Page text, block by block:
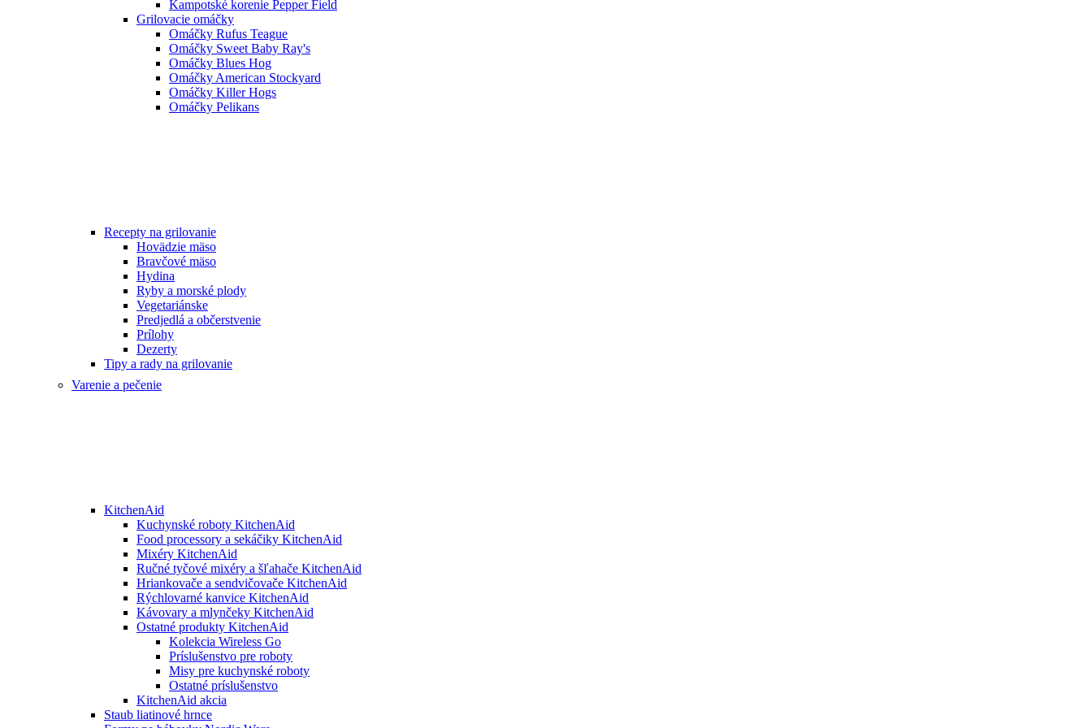
Kampotské korenie Pepper Field
Grilovacie omáčky
Omáčky Rufus Teague
Omáčky Sweet Baby Ray's
Omáčky Blues Hog
Omáčky American Stockyard
Omáčky Killer Hogs
Omáčky Pelikans
Recepty na grilovanie
Hovädzie mäso
Bravčové mäso
Hydina
Ryby a morské plody
Vegetariánske
Predjedlá a občerstvenie
Prílohy
Dezerty
Tipy a rady na grilovanie
Varenie a pečenie
KitchenAid
Kuchynské roboty KitchenAid
Food processory a sekáčiky KitchenAid
Mixéry KitchenAid
Ručné tyčové mixéry a šľahače KitchenAid
Hriankovače a sendvičovače KitchenAid
Rýchlovarné kanvice KitchenAid
Kávovary a mlynčeky KitchenAid
Ostatné produkty KitchenAid
Kolekcia Wireless Go
Príslušenstvo pre roboty
Misy pre kuchynské roboty
Ostatné príslušenstvo
KitchenAid akcia
Staub liatinové hrnce